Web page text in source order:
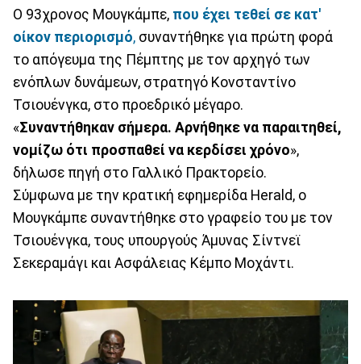
Ο 93χρονος Μουγκάμπε, που έχει τεθεί σε κατ'
οίκον περιορισμό, συναντήθηκε για πρώτη φορά
το απόγευμα της Πέμπτης με τον αρχηγό των
ενόπλων δυνάμεων, στρατηγό Κονσταντίνο
Τσιουένγκα, στο προεδρικό μέγαρο.
«Συναντήθηκαν σήμερα. Αρνήθηκε να παραιτηθεί,
νομίζω ότι προσπαθεί να κερδίσει χρόνο»,
δήλωσε πηγή στο Γαλλικό Πρακτορείο.
Σύμφωνα με την κρατική εφημερίδα Herald, ο
Μουγκάμπε συναντήθηκε στο γραφείο του με τον
Τσιουένγκα, τους υπουργούς Άμυνας Σίντνεϊ
Σεκεραμάγι και Ασφάλειας Κέμπο Μοχάντι.